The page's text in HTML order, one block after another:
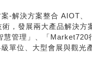
-解決方案整合 AIOT、
，發展兩大產品解決方
慧管理」、「Market720
單位、大型會展與觀光